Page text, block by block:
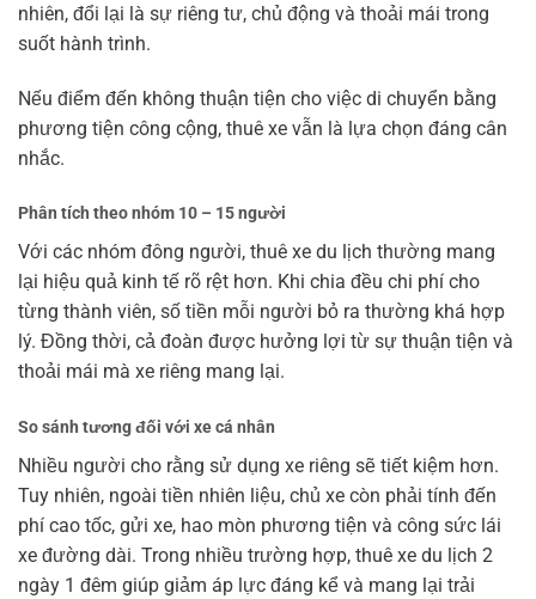
nhiên, đổi lại là sự riêng tư, chủ động và thoải mái trong
suốt hành trình.
Nếu điểm đến không thuận tiện cho việc di chuyển bằng
phương tiện công cộng, thuê xe vẫn là lựa chọn đáng cân
nhắc.
Phân tích theo nhóm 10 – 15 người
Với các nhóm đông người, thuê xe du lịch thường mang
lại hiệu quả kinh tế rõ rệt hơn. Khi chia đều chi phí cho
từng thành viên, số tiền mỗi người bỏ ra thường khá hợp
lý. Đồng thời, cả đoàn được hưởng lợi từ sự thuận tiện và
thoải mái mà xe riêng mang lại.
So sánh tương đối với xe cá nhân
Nhiều người cho rằng sử dụng xe riêng sẽ tiết kiệm hơn.
Tuy nhiên, ngoài tiền nhiên liệu, chủ xe còn phải tính đến
phí cao tốc, gửi xe, hao mòn phương tiện và công sức lái
xe đường dài. Trong nhiều trường hợp, thuê xe du lịch 2
ngày 1 đêm giúp giảm áp lực đáng kể và mang lại trải